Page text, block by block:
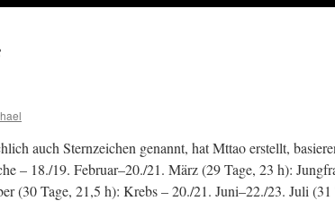
auch Sternzeichen genannt, hat Mttao erstellt,
– 18./19. Februar–20./21. März (29 Tage, 23 h):
(30 Tage, 21,5 h): Krebs – 20./21. Juni–22./23. Juli (31